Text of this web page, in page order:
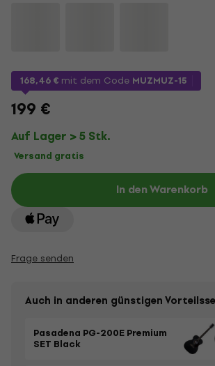
168,46 € mit dem Code MUZMUZ-15
199 €
Auf Lager > 5 Stk.
Versand gratis
In den Warenkorb
Frage senden
Auch in anderen günstigen
Pasadena PG-200E Premium
SET Black